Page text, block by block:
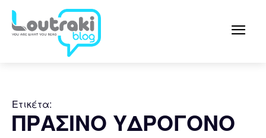
Ετικέτα:
ΠΡΑΣΙΝΟ ΥΔΡΟΓΟΝΟ